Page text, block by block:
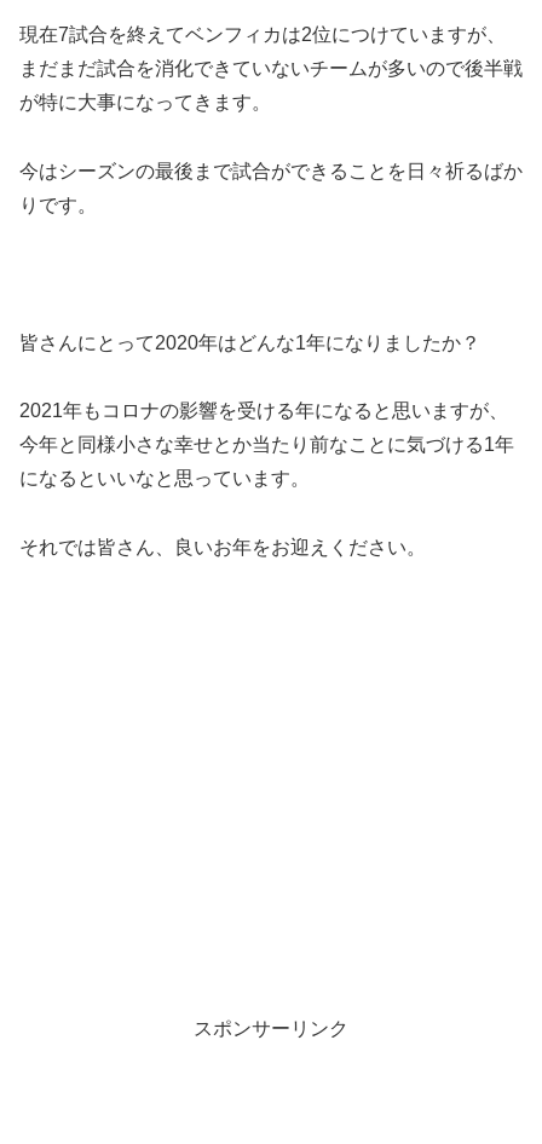
現在7試合を終えてベンフィカは2位につけていますが、
まだまだ試合を消化できていないチームが多いので後半戦
が特に大事になってきます。
今はシーズンの最後まで試合ができることを日々祈るばか
りです。
皆さんにとって2020年はどんな1年になりましたか？
2021年もコロナの影響を受ける年になると思いますが、
今年と同様小さな幸せとか当たり前なことに気づける1年
になるといいなと思っています。
それでは皆さん、良いお年をお迎えください。
スポンサーリンク